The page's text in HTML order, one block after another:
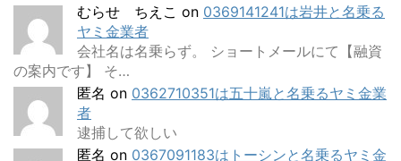
むらせ ちえこ on 0369141241は岩井と名乗る
ヤミ金業者
会社名は名乗らず。 ショートメールにて【融資
の案内です】 そ…
匿名 on 0362710351は五十嵐と名乗るヤミ金業
者
逮捕して欲しい
匿名 on 0367091183はトーシンと名乗るヤミ金